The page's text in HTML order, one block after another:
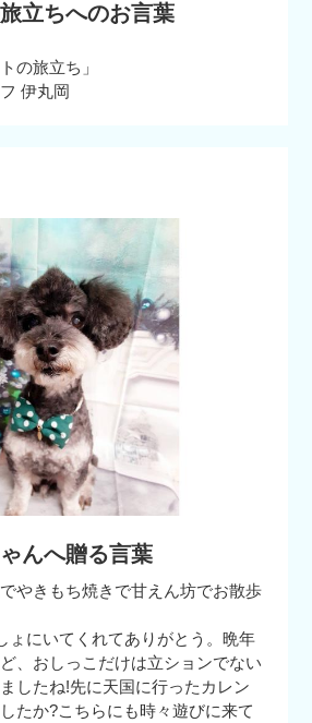
立ちへのお言葉
の旅立ち」
伊丸岡
んへ贈る言葉
やきもち焼きで甘えん坊でお散歩
ょにいてくれてありがとう。晩年
、おしっこだけは立ションでない
したね!先に天国に行ったカレン
たか?こちらにも時々遊びに来て